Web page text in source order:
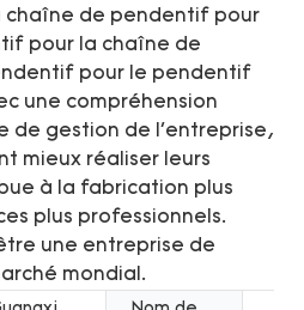
de pendentif pour
pour la chaîne de
pour le pendentif
une compréhension
de gestion de l'entreprise,
mieux réaliser leurs
à la fabrication plus
plus professionnels.
une entreprise de
mondial.